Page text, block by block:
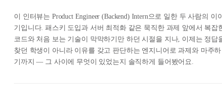
이 인터뷰는 Product Engineer (Backend) Intern으로 일한 두 사람의 이
기입니다. 패스키 도입과 서버 최적화 같은 묵직한 과제 앞에서 복잡
코드와 처음 보는 기술이 막막하기만 하던 시절을 지나, 이제는 정답
찾던 학생이 아니라 이유를 갖고 판단하는 엔지니어로 과제와 마주하
기까지 — 그 사이에 무엇이 있었는지 솔직하게 들어봤어요.